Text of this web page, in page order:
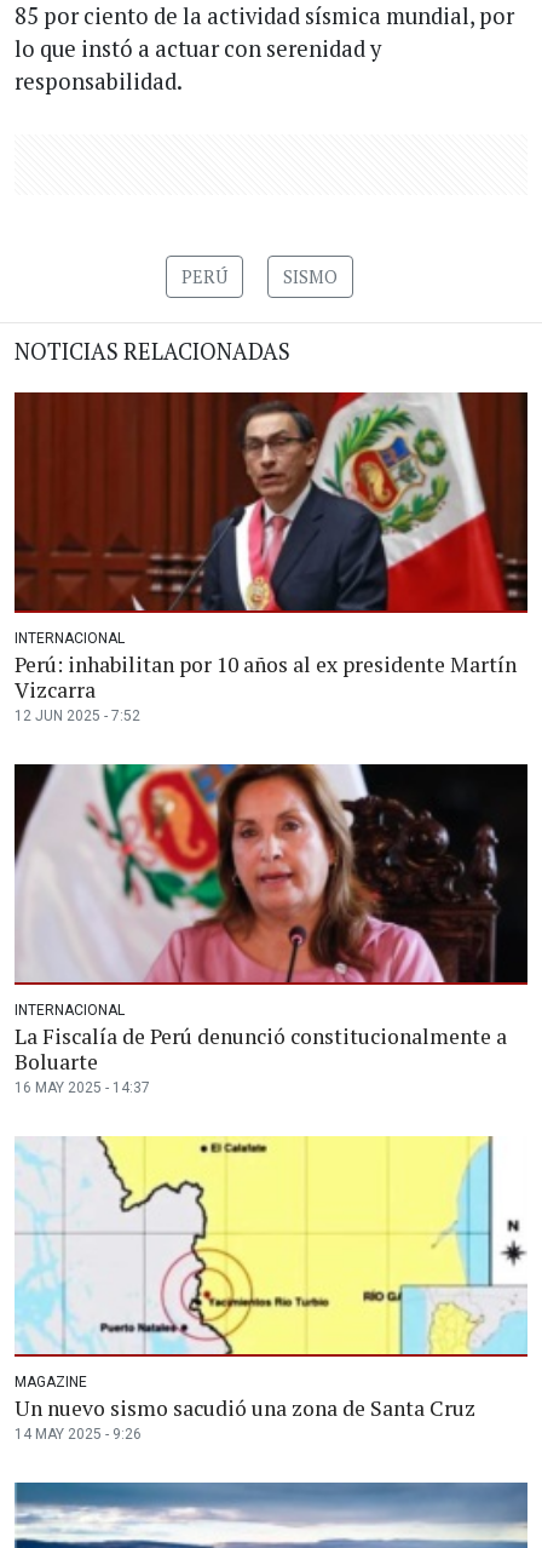
85 por ciento de la actividad sísmica mundial, por
lo que instó a actuar con serenidad y
responsabilidad.
PERÚ SISMO
NOTICIAS RELACIONADAS
INTERNACIONAL
Perú: inhabilitan por 10 años al ex presidente Martín
Vizcarra
12 JUN 2025 - 7:52
INTERNACIONAL
La Fiscalía de Perú denunció constitucionalmente a
Boluarte
16 MAY 2025 - 14:37
MAGAZINE
Un nuevo sismo sacudió una zona de Santa Cruz
14 MAY 2025 - 9:26